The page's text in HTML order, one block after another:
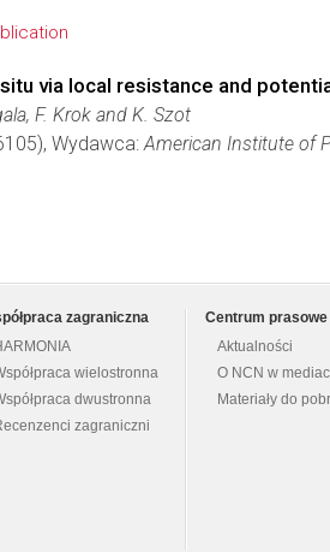
via local resistance and
F. Krok and K. Szot
Wydawca:American Institute of
zagraniczna
wielostronna
dwustronna
zagraniczni
Centrum prasowe
Aktualności
O NCN w
Materiały do